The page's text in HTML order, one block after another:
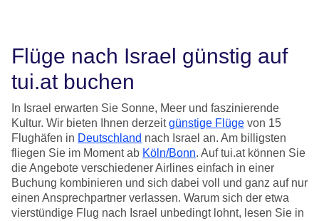
Flüge nach Israel günstig auf
tui.at buchen
In Israel erwarten Sie Sonne, Meer und faszinierende
Kultur. Wir bieten Ihnen derzeitgünstige Flüge von 15
Flughäfen in Deutschland nach Israel an. Am billigsten
fliegen Sie im Moment ab Köln/Bonn. Auf tui.at können Sie
die Angebote verschiedener Airlines einfach in einer
Buchung kombinieren und sich dabei voll und ganz auf nur
einen Ansprechpartner verlassen. Warum sich der etwa
vierstündige Flug nach Israel unbedingt lohnt, lesen Sie in